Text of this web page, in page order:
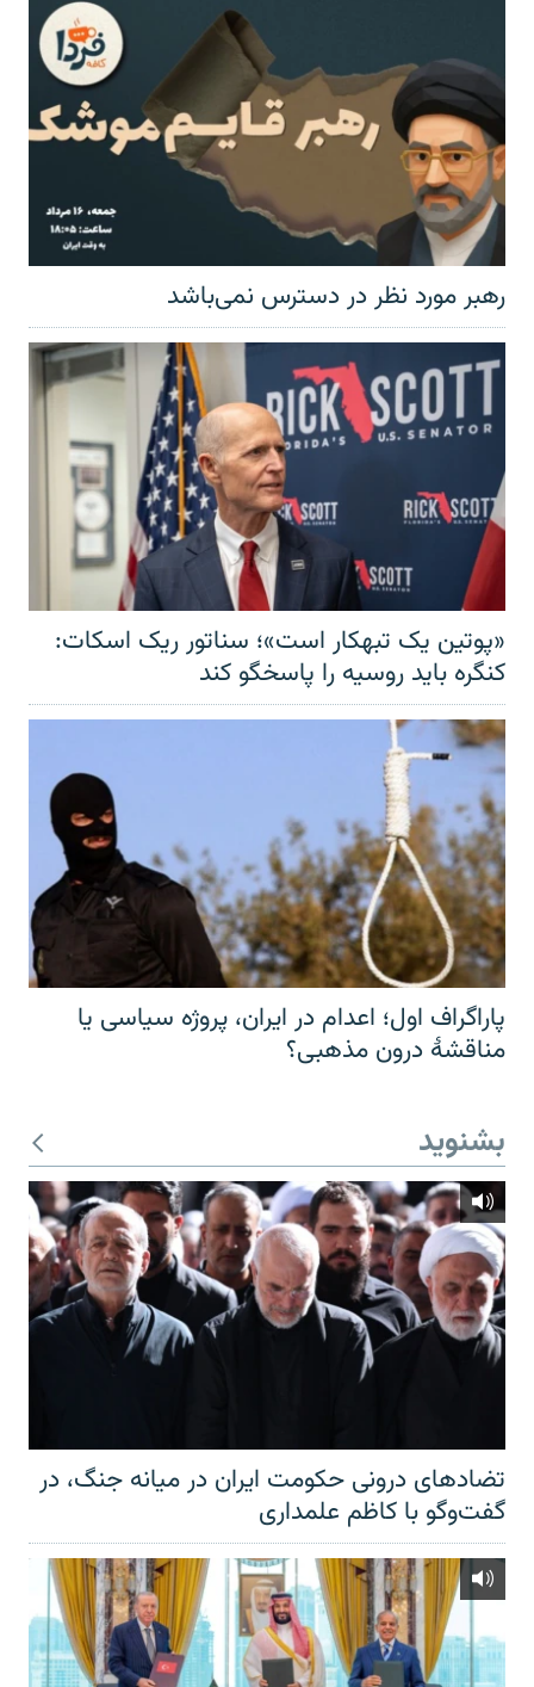
رهبر مورد نظر در دسترس نمی‌باشد
«پوتین یک تبهکار است»؛ سناتور ریک اسکات:
کنگره باید روسیه را پاسخگو کند
پاراگراف اول؛ اعدام در ایران، پروژه سیاسی یا
مناقشهٔ درون مذهبی؟
بشنوید
تضادهای درونی حکومت ایران در میانه جنگ، در
گفت‌‌وگو با کاظم علمداری